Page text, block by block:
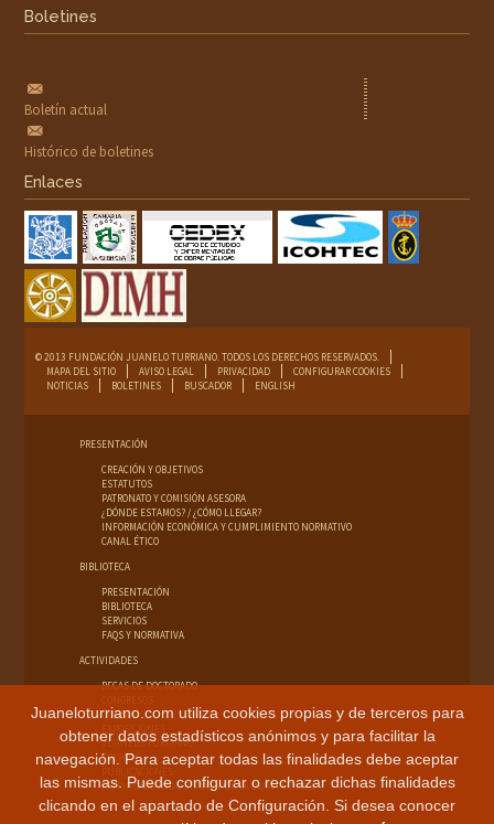
Boletines
Boletín actual
Histórico de boletines
Enlaces
© 2013 FUNDACIÓN JUANELO TURRIANO. TODOS LOS DERECHOS RESERVADOS.
MAPA DEL SITIO
AVISO LEGAL PRIVACIDAD
CONFIGURAR COOKIES
NOTICIAS
BOLETINES BUSCADOR ENGLISH
PRESENTACIÓN
CREACIÓN Y OBJETIVOS
ESTATUTOS
PATRONATO Y COMISIÓN ASESORA
¿DÓNDE ESTAMOS? / ¿CÓMO LLEGAR?
INFORMACIÓN ECONÓMICA Y CUMPLIMIENTO NORMATIVO
CANAL ÉTICO
BIBLIOTECA
PRESENTACIÓN
BIBLIOTECA
SERVICIOS
FAQS Y NORMATIVA
ACTIVIDADES
BECAS DE DOCTORADO
CURSOS
EXPOSICIONES
JUANELO TURRIANO
PREMIOS
PATRIMONIO INDUSTRIAL Y DE LA OBRA PÚBLICA
Juaneloturriano.com utiliza cookies propias y de terceros para
obtener datos estadísticos anónimos y para facilitar la
navegación. Para aceptar todas las finalidades debe aceptar
las mismas. Puede configurar o rechazar dichas finalidades
clicando en el apartado de Configuración. Si desea conocer